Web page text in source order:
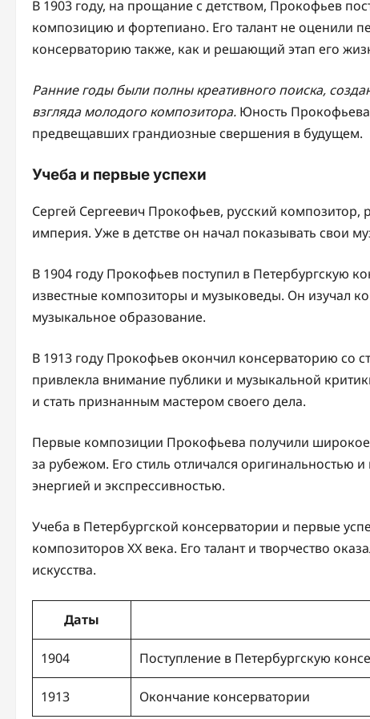
В 1903 году, на прощание с детством, Прокофьев
композицию и фортепиано. Его талант не оценили
консерваторию также, как и решающий этап его
Ранние годы были полны креативного поиска,
взгляда молодого композитора. Юность
предвещавших грандиозные свершения в будущем.
Учеба и первые успехи
Сергей Сергеевич Прокофьев, русский композитор,
империя. Уже в детстве он начал показывать свои
В 1904 году Прокофьев поступил в Петербургскую
известные композиторы и музыковеды. Он изучал
музыкальное образование.
В 1913 году Прокофьев окончил консерваторию со
привлекла внимание публики и музыкальной
и стать признанным мастером своего дела.
Первые композиции Прокофьева получили
за рубежом. Его стиль отличался оригинальностью
энергией и экспрессивностью.
Учеба в Петербургской консерватории и первые
композиторов XX века. Его талант и творчество
искусства.
Даты
1904 Поступление в Петербургскую
1913 Окончание консерватории